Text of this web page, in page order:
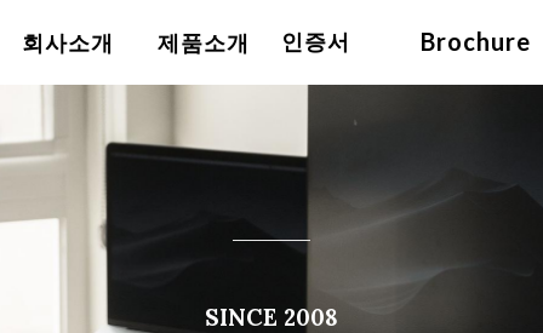
회사소개 제품소개 인증서 Brochure
SINCE 2008